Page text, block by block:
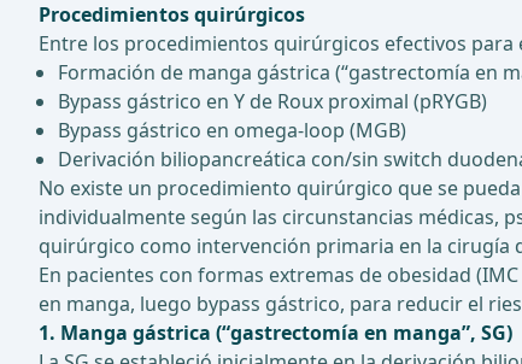
Procedimientos quirúrgicos
Entre los procedimientos quirúrgicos efectivos
Formación de manga gástrica (“gastrectomía en
Bypass gástrico en Y de Roux proximal (pRYGB)
Bypass gástrico en omega-loop (MGB)
Derivación biliopancreática con/sin switch
No existe un procedimiento quirúrgico que se
individualmente según las circunstancias médicas,
quirúrgico como intervención primaria en la cirugía
En pacientes con formas extremas de obesidad
en manga, luego bypass gástrico, para reducir el
1. Manga gástrica (“gastrectomía en manga”, SG)